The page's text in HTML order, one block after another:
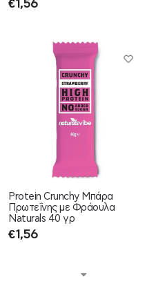
€1,56
Protein Crunchy Μπάρα
Πρωτεΐνης με Φράουλα
Naturals 40 γρ
€1,56